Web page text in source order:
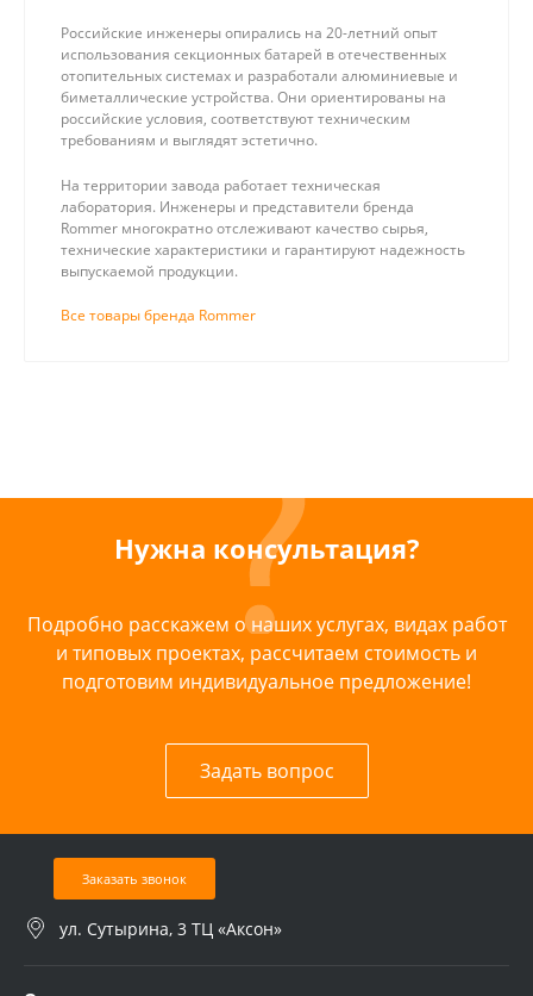
Российские инженеры опирались на 20-летний опыт
использования секционных батарей в отечественных
отопительных системах и разработали алюминиевые и
биметаллические устройства. Они ориентированы на
российские условия, соответствуют техническим
требованиям и выглядят эстетично.
На территории завода работает техническая
лаборатория. Инженеры и представители бренда
Rommer многократно отслеживают качество сырья,
технические характеристики и гарантируют надежность
выпускаемой продукции.
Все товары бренда Rommer
Нужна консультация?
Подробно расскажем о наших услугах, видах работ
и типовых проектах, рассчитаем стоимость и
подготовим индивидуальное предложение!
Задать вопрос
Заказать звонок
ул. Сутырина, 3 ТЦ «Аксон»